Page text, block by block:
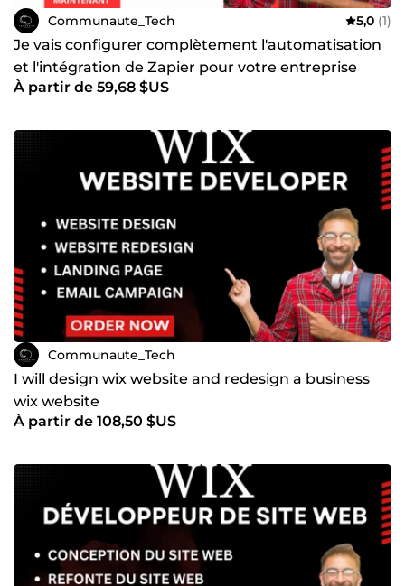
Communaute_Tech 5,0 (1)
Je vais configurer complètement l'automatisation
et l'intégration de Zapier pour votre entreprise
À partir de 59,68 $US
Communaute_Tech
I will design wix website and redesign a business
wix website
À partir de 108,50 $US